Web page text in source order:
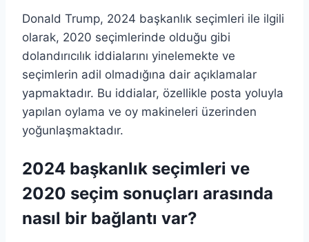
Donald Trump, 2024 başkanlık seçimleri ile ilgili
olarak, 2020 seçimlerinde olduğu gibi
dolandırıcılık iddialarını yinelemekte ve
seçimlerin adil olmadığına dair açıklamalar
yapmaktadır. Bu iddialar, özellikle posta yoluyla
yapılan oylama ve oy makineleri üzerinden
yoğunlaşmaktadır.
2024 başkanlık seçimleri ve
2020 seçim sonuçları arasında
nasıl bir bağlantı var?